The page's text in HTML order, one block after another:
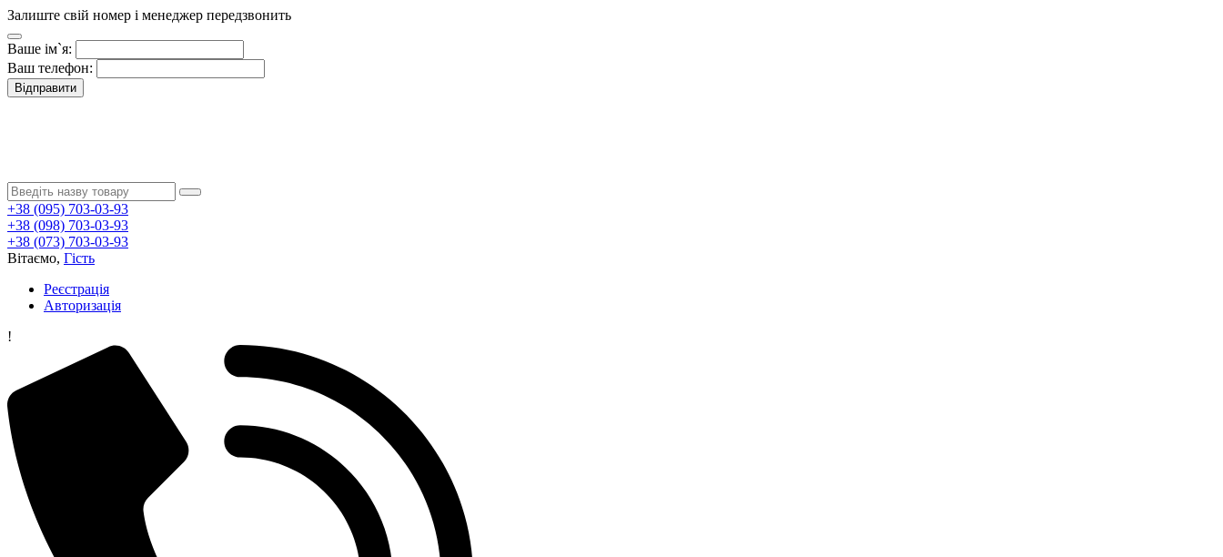
Залиште свій номер і менеджер передзвонить
Ваше ім`я:
Ваш телефон:
Відправити
+38 (095) 703-03-93
+38 (098) 703-03-93
+38 (073) 703-03-93
Вітаємо, Гість
Реєстрація
Авторизація
!